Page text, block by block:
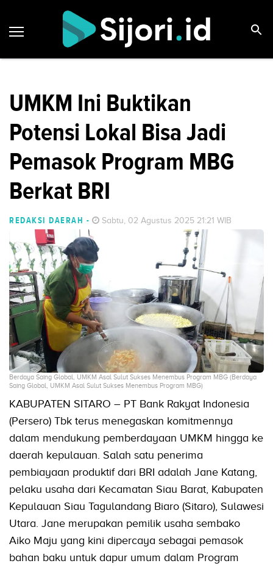
UMKM Ini Buktikan
Potensi Lokal Bisa Jadi
Pemasok Program MBG
Berkat BRI
REDAKSI DAERAH - Sabtu, 02 Agustus 2025 21:21 WIB
Berdaya Saing Global, UMKM Asal Sulut Sukses Menembus Program MBG (Berdaya
Saing Global, UMKM Asal Sulut Sukses Menembus Program MBG)
KABUPATEN SITARO – PT Bank Rakyat Indonesia
(Persero) Tbk terus menegaskan komitmennya
dalam mendukung pemberdayaan UMKM hingga ke
daerah kepulauan. Salah satu penerima
pembiayaan produktif dari BRI adalah Jane Katang,
pelaku usaha dari Kecamatan Siau Barat, Kabupaten
Kepulauan Siau Tagulandang Biaro (Sitaro), Sulawesi
Utara. Jane merupakan pemilik usaha sembako
Aiko Maju yang kini dipercaya sebagai pemasok
bahan baku untuk dapur umum dalam Program